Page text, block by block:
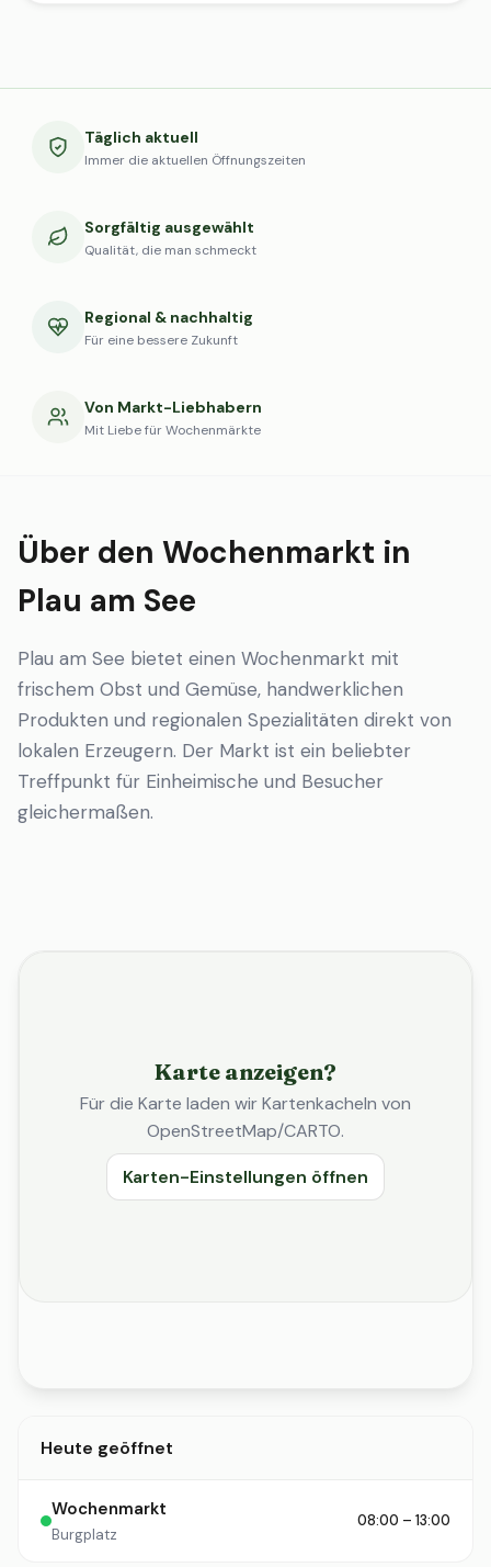
Täglich aktuell
Immer die aktuellen Öffnungszeiten
Sorgfältig ausgewählt
Qualität, die man schmeckt
Regional & nachhaltig
Für eine bessere Zukunft
Von Markt-Liebhabern
Mit Liebe für Wochenmärkte
Über den Wochenmarkt in
Plau am See
Plau am See bietet einen Wochenmarkt mit
frischem Obst und Gemüse, handwerklichen
Produkten und regionalen Spezialitäten direkt von
lokalen Erzeugern. Der Markt ist ein beliebter
Treffpunkt für Einheimische und Besucher
gleichermaßen.
Karte anzeigen?
Für die Karte laden wir Kartenkacheln von
OpenStreetMap/CARTO.
Karten-Einstellungen öffnen
Heute geöffnet
Wochenmarkt
Burgplatz
08:00 – 13:00